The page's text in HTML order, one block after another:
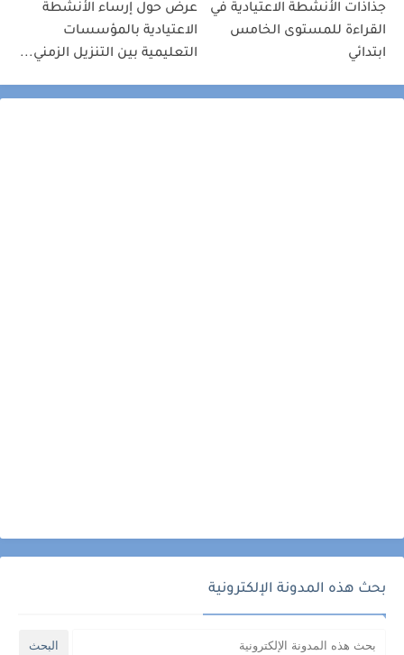
جذاذات الأنشطة الاعتيادية في
القراءة للمستوى الخامس
ابتدائي
عرض حول إرساء الأنشطة
الاعتيادية بالمؤسسات
التعليمية بين التنزيل الزمني...
بحث هذه المدونة الإلكترونية